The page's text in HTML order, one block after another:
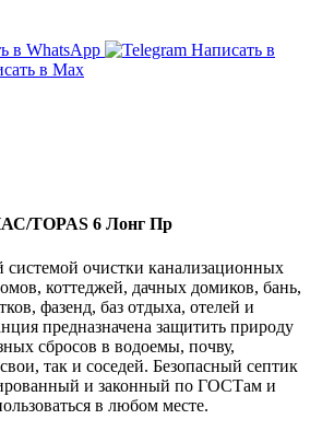
в WhatsApp
Написать в
в Max
TOPAS 6 Лонг Пр
системой очистки канализационных
коттеджей, дачных домиков, бань,
фазенд, баз отдыха, отелей и
предназначена защитить природу
сбросов в водоемы, почву,
так и соседей. Безопасный септик
и законный по ГОСТам и
в любом месте.